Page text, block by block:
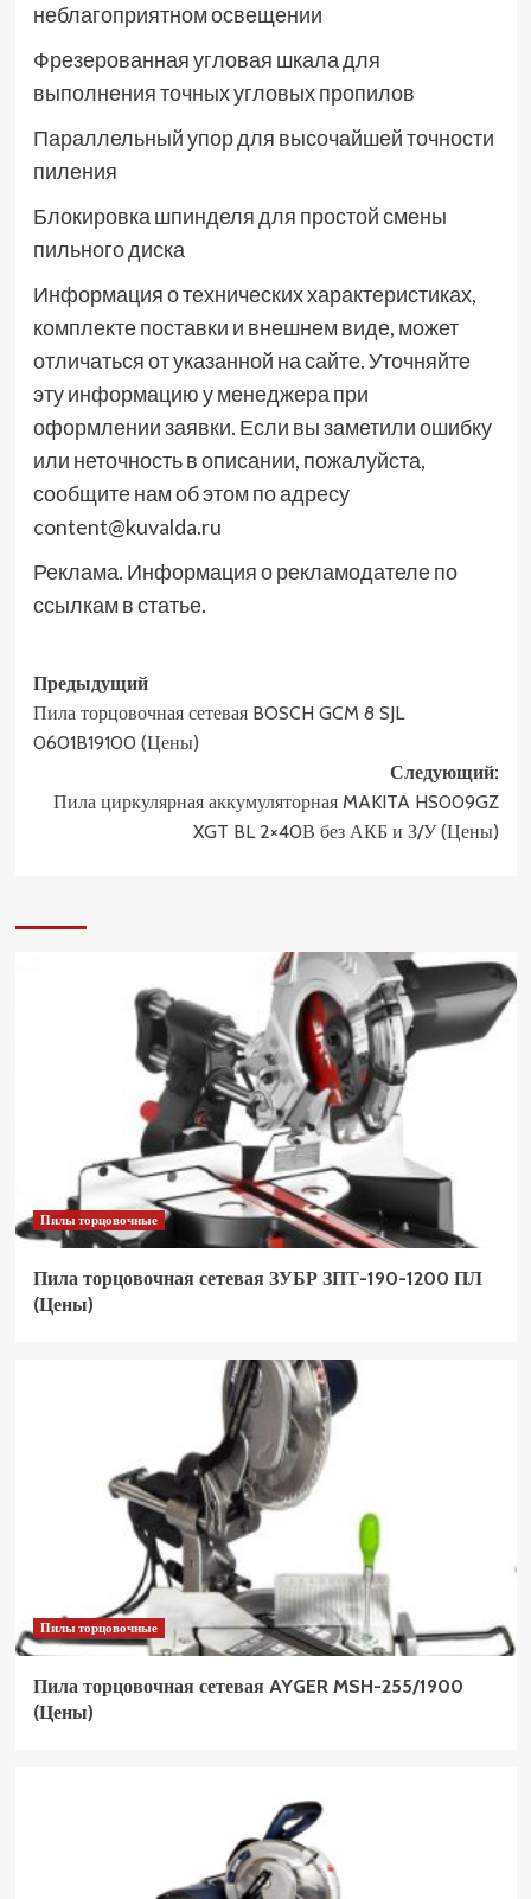
неблагоприятном освещении
Фрезерованная угловая шкала для
выполнения точных угловых пропилов
Параллельный упор для высочайшей точности
пиления
Блокировка шпинделя для простой смены
пильного диска
Информация о технических характеристиках,
комплекте поставки и внешнем виде, может
отличаться от указанной на сайте. Уточняйте
эту информацию у менеджера при
оформлении заявки. Если вы заметили ошибку
или неточность в описании, пожалуйста,
сообщите нам об этом по адресу
content@kuvalda.ru
Реклама. Информация о рекламодателе по
ссылкам в статье.
Навигация
записи
Предыдущий
Пила торцовочная сетевая BOSCH GCM 8 SJL
0601B19100 (Цены)
Следующий:
Пила циркулярная аккумуляторная MAKITA HS009GZ
XGT BL 2×40В без АКБ и З/У (Цены)
Пилы торцовочные
Пила торцовочная сетевая ЗУБР ЗПТ-190-1200 ПЛ
(Цены)
Пилы торцовочные
Пила торцовочная сетевая AYGER MSH-255/1900
(Цены)